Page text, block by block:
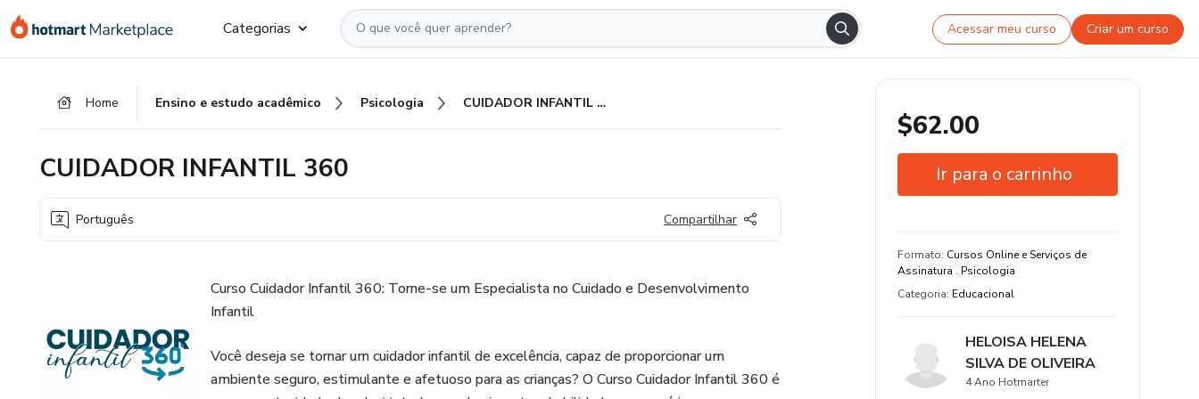
para
para
para
Categorias Acessar meu curso Criar um curso
Home Ensino e estudo acadêmico Psicologia CUIDADOR INFANTIL 360
CUIDADOR INFANTIL 360
Português Compartilhar
Curso Cuidador Infantil 360: Torne-se um Especialista no Cuidado e Desenvolvimento
Infantil
Você deseja se tornar um cuidador infantil de excelência, capaz de proporcionar um
ambiente seguro, estimulante e afetuoso para as crianças? O Curso Cuidador Infantil 360 é
$62.00
Ir para o carrinho
Estude do seu jeito e em qualquer
dispositivo
Formato: Cursos Online e Serviços de
Assinatura . Psicologia
Categoria: Educacional
HELOISA HELENA
SILVA DE OLIVEIRA
4 Ano Hotmarter